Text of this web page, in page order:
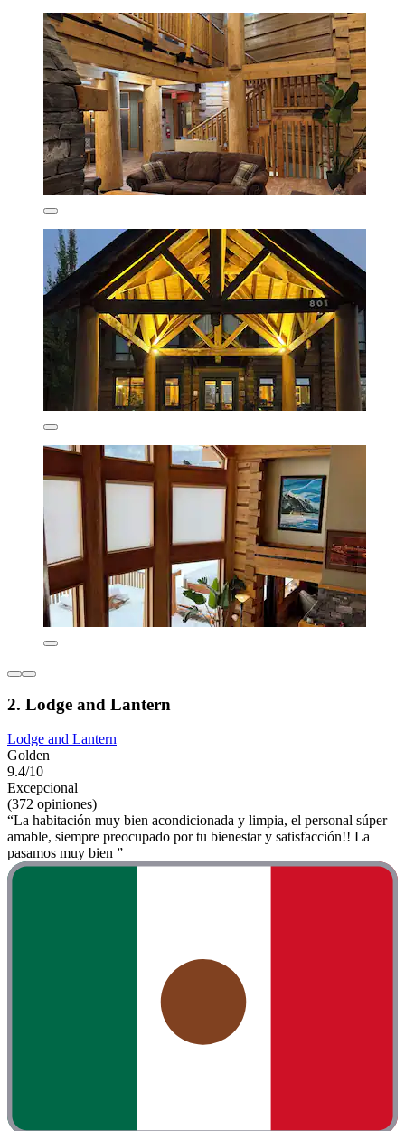
2. Lodge and Lantern
Lodge and Lantern
Golden
9.4/10
Excepcional
(372 opiniones)
“La habitación muy bien acondicionada y limpia, el personal súper
amable, siempre preocupado por tu bienestar y satisfacción!! La
pasamos muy bien ”